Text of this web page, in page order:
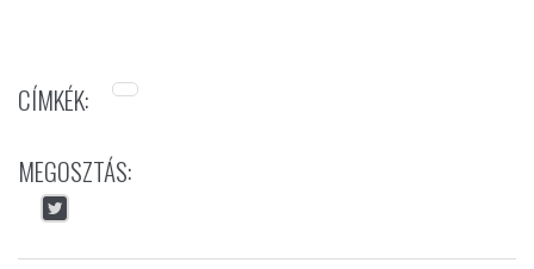
CÍMKÉK:
MEGOSZTÁS: